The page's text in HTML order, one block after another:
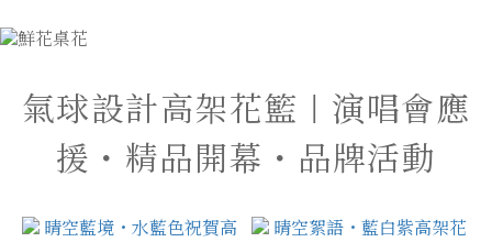
氣球設計高架花籃｜演唱會應
援・精品開幕・品牌活動